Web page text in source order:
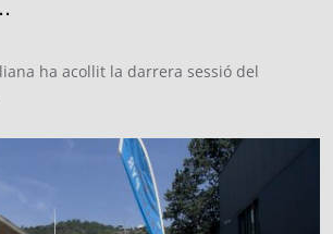
ha acollit la darrera sessió del